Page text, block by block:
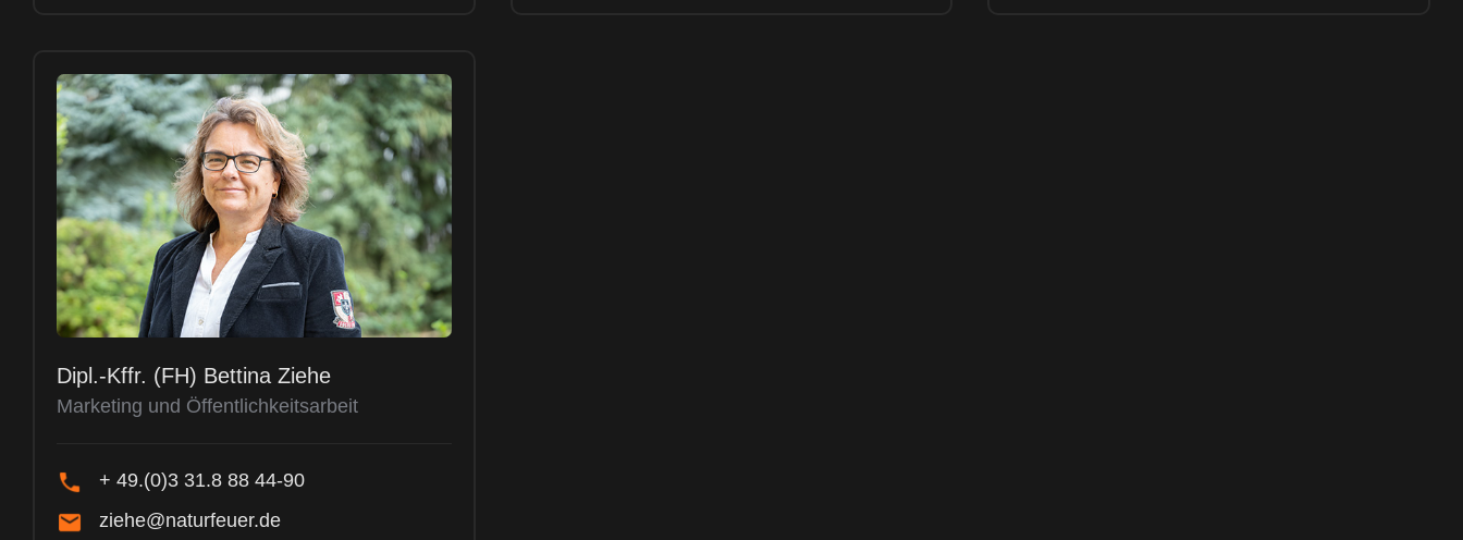
Dipl.-Kffr. (FH) Bettina Ziehe
Marketing und Öffentlichkeitsarbeit
+ 49.(0)3 31.8 88 44-90
ziehe@naturfeuer.de